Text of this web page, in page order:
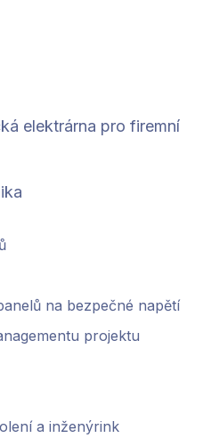
elektrárna pro firemní
na bezpečné napětí
projektu
a inženýrink